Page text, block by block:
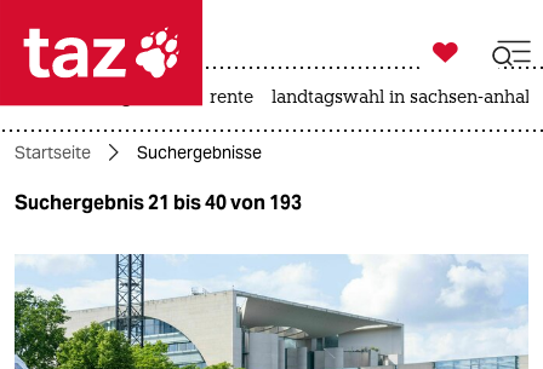
 taz zahl ich
taz zahl ich
themen
politik
öko

taz zahl ich
rente landtagswahl in sachsen-anhalt
Startseite Suchergebnisse
Suchergebnis 21 bis 40 von 193